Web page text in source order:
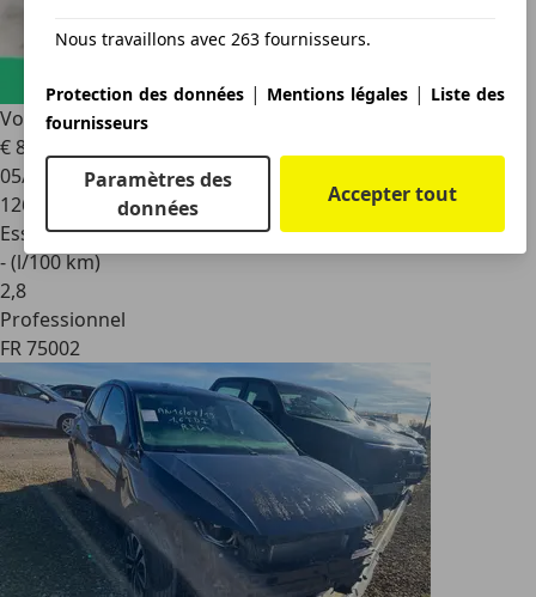
Volkswagen Polo
€ 8 890
05/2018
126 037 km
Essence
- (l/100 km)
2,8
Professionnel
FR 75002
Nous travaillons avec 263 fournisseurs.
Protection des données | Mentions légales | Liste des
fournisseurs
Paramètres des
données
Accepter tout